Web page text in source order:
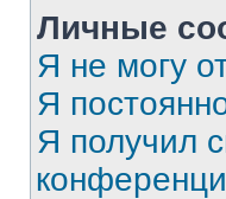
Личные
Я не могу
Я
Я получил